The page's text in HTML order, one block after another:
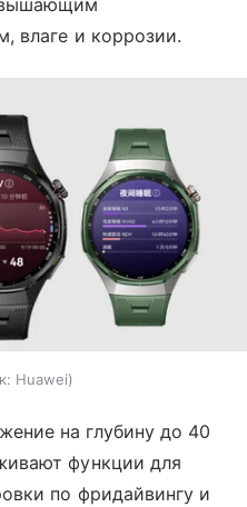
влаге и коррозии.
Huawei
на глубину до 40
функции для
по фридайвингу и